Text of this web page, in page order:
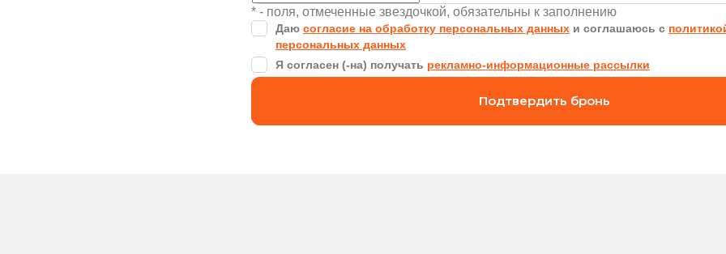
* - поля, отмеченные звездочкой, обязательны к заполнению
Даю согласие на обработку персональных данных и соглашаюсь с
персональных данных
Я согласен (-на) получать рекламно-информационные рассылки
Подтвердить бронь